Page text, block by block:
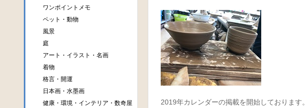
2019年カレンダーの掲載を開始しております。
ワンポイントメモ
ペット・動物
風景
庭
アート・イラスト・名画
着物
格言・開運
日本画・水墨画
健康・環境・インテリア・数奇屋